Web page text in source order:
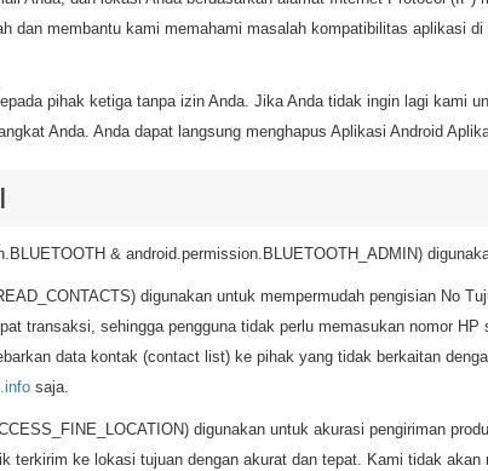
dan membantu kami memahami masalah kompatibilitas aplikasi
pihak ketiga tanpa izin Anda. Jika Anda tidak ingin lagi kami
Anda. Anda dapat langsung menghapus Aplikasi Android
& android.permission.BLUETOOTH_ADMIN)
digunakan untuk mempermudah pengisian No
transaksi, sehingga pengguna tidak perlu memasukan nomor
data kontak (contact list) ke pihak yang tidak berkaitan
saja.
digunakan untuk akurasi pengiriman
terkirim ke lokasi tujuan dengan akurat dan tepat. Kami tidak akan